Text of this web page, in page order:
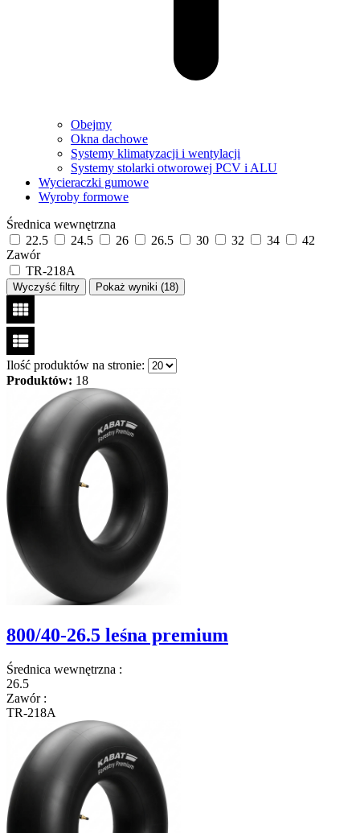
Obejmy
Okna dachowe
Systemy klimatyzacji i wentylacji
Systemy stolarki otworowej PCV i ALU
Wycieraczki gumowe
Wyroby formowe
Średnica wewnętrzna
22.5
24.5 26 26.5 30 32 34
42
Zawór
TR-218A
Wyczyść filtry Pokaż wyniki (18)
Ilość produktów na stronie:
Produktów: 18
800/40-26.5 leśna premium
Średnica wewnętrzna :
26.5
Zawór :
TR-218A